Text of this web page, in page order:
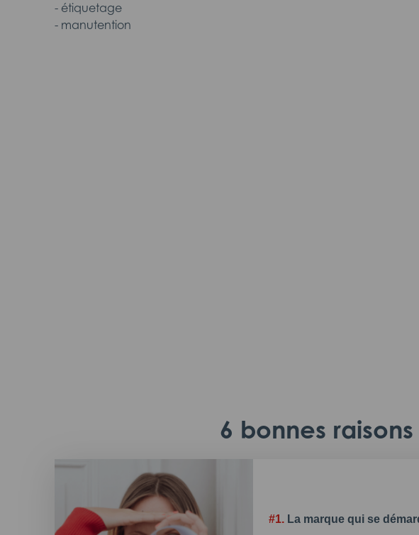
- étiquetage
- manutention
6 bonnes
#1. La marque qui se